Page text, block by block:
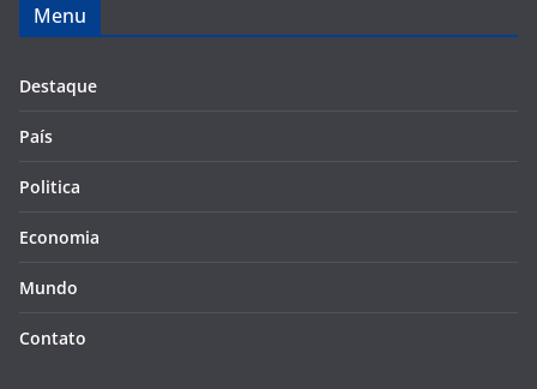
Menu
Destaque
País
Politica
Economia
Mundo
Contato